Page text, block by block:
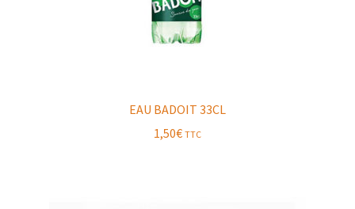
EAU BADOIT 33CL
1,50€ TTC